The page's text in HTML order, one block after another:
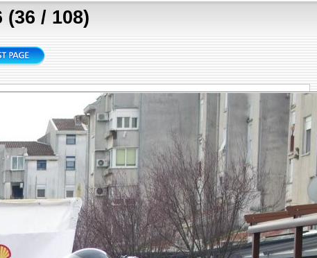
/ 108)